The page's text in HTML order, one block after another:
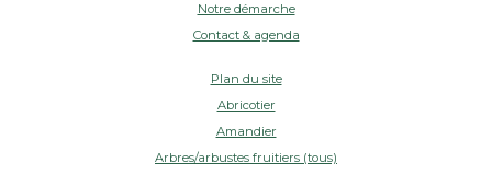
Notre démarche
Contact & agenda
Plan du site
Abricotier
Amandier
Arbres/arbustes fruitiers (tous)